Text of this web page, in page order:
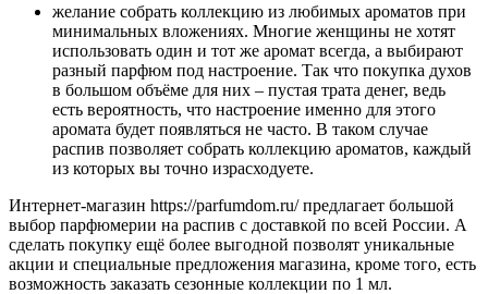
желание собрать коллекцию из любимых ароматов при
минимальных вложениях. Многие женщины не хотят
использовать один и тот же аромат всегда, а выбирают
разный парфюм под настроение. Так что покупка духов
в большом объёме для них – пустая трата денег, ведь
есть вероятность, что настроение именно для этого
аромата будет появляться не часто. В таком случае
распив позволяет собрать коллекцию ароматов, каждый
из которых вы точно израсходуете.
Интернет-магазин https://parfumdom.ru/ предлагает большой
выбор парфюмерии на распив с доставкой по всей России. А
сделать покупку ещё более выгодной позволят уникальные
акции и специальные предложения магазина, кроме того, есть
возможность заказать сезонные коллекции по 1 мл.